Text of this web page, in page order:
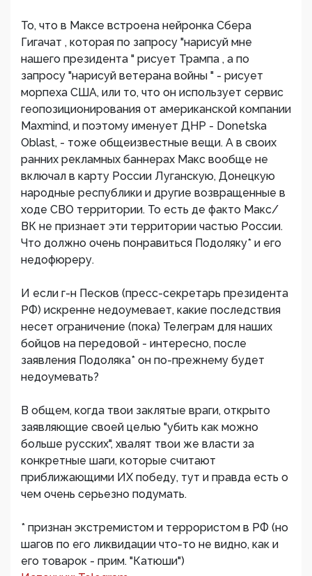
То, что в Максе встроена нейронка Сбера
Гигачат , которая по запросу "нарисуй мне
нашего президента " рисует Трампа , а по
запросу "нарисуй ветерана войны " - рисует
морпеха США, или то, что он использует сервис
геопозиционирования от американской компании
Maxmind, и поэтому именует ДНР - Donetska
Oblast, - тоже общеизвестные вещи. А в своих
ранних рекламных баннерах Макс вообще не
включал в карту России Луганскую, Донецкую
народные республики и другие возвращенные в
ходе СВО территории. То есть де факто Макс/
ВК не признает эти территории частью России.
Что должно очень понравиться Подоляку* и его
недофюреру.
И если г-н Песков (пресс-секретарь президента
РФ) искренне недоумевает, какие последствия
несет ограничение (пока) Телеграм для наших
бойцов на передовой - интересно, после
заявления Подоляка* он по-прежнему будет
недоумевать?
В общем, когда твои заклятые враги, открыто
заявляющие своей целью "убить как можно
больше русских", хвалят твои же власти за
конкретные шаги, которые считают
приближающими ИХ победу, тут и правда есть о
чем очень серьезно подумать.
* признан экстремистом и террористом в РФ (но
шагов по его ликвидации что-то не видно, как и
его товарок - прим. "Катюши")